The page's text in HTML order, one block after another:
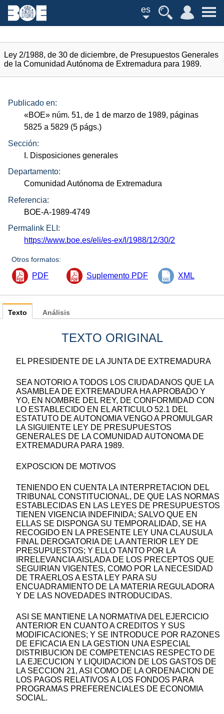
es
Ley 2/1988, de 30 de diciembre, de Presupuestos Generales
de la Comunidad Autónoma de Extremadura para 1989.
Publicado en:
«BOE» núm. 51, de 1 de marzo de 1989, páginas
5825 a 5829 (5 págs.)
Sección:
I. Disposiciones generales
Departamento:
Comunidad Autónoma de Extremadura
Referencia:
BOE-A-1989-4749
Permalink ELI:
https://www.boe.es/eli/es-ex/l/1988/12/30/2
Otros formatos:
PDF Suplemento PDF XML
Texto
TEXTO ORIGINAL
EL PRESIDENTE DE LA JUNTA DE EXTREMADURA
SEA NOTORIO A TODOS LOS CIUDADANOS QUE LA
ASAMBLEA DE EXTREMADURA HA APROBADO Y
YO, EN NOMBRE DEL REY, DE CONFORMIDAD CON
LO ESTABLECIDO EN EL ARTICULO 52.1 DEL
ESTATUTO DE AUTONOMIA VENGO A PROMULGAR
LA SIGUIENTE LEY DE PRESUPUESTOS
GENERALES DE LA COMUNIDAD AUTONOMA DE
EXTREMADURA PARA 1989.
EXPOSCION DE MOTIVOS
TENIENDO EN CUENTA LA INTERPRETACION DEL
TRIBUNAL CONSTITUCIONAL, DE QUE LAS NORMAS
ESTABLECIDAS EN LAS LEYES DE PRESUPUESTOS
TIENEN VIGENCIA INDEFINIDA; SALVO QUE EN
ELLAS SE DISPONGA SU TEMPORALIDAD, SE HA
RECOGIDO EN LA PRESENTE LEY UNA CLAUSULA
FINAL DEROGATORIA DE LA ANTERIOR LEY DE
PRESUPUESTOS; Y ELLO TANTO POR LA
IRRELEVANCIA AISLADA DE LOS PRECEPTOS QUE
SEGUIRIAN VIGENTES, COMO POR LA NECESIDAD
DE TRAERLOS A ESTA LEY PARA SU
ENCUADRAMIENTO DE LA MATERIA REGULADORA
Y DE LAS NOVEDADES INTRODUCIDAS.
ASI SE MANTIENE LA NORMATIVA DEL EJERCICIO
ANTERIOR EN CUANTO A CREDITOS Y SUS
MODIFICACIONES; Y SE INTRODUCE POR RAZONES
DE EFICACIA EN LA GESTION UNA ESPECIAL
DISTRIBUCION DE COMPETENCIAS RESPECTO DE
LA EJECUCION Y LIQUIDACION DE LOS GASTOS DE
LA SECCION 21, ASI COMO DE LA ORDENACION DE
LOS PAGOS RELATIVOS A LOS FONDOS PARA
PROGRAMAS PREFERENCIALES DE ECONOMIA
SOCIAL.
Análisis